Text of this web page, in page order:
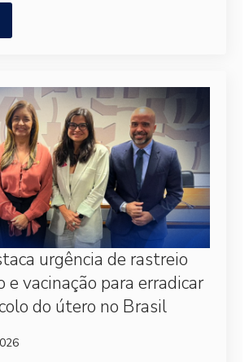
urgência de rastreio
e vacinação para erradicar
do útero no Brasil